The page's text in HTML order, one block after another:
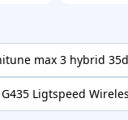
max 3 hybrid
Ligtspeed